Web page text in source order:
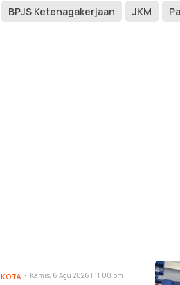
BPJS Ketenagakerjaan JKM
KOTA Kamis, 6 Agu 2026 | 11:00 pm